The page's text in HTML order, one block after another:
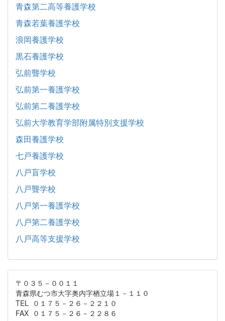
青森第二高等養護学校
青森若葉養護学校
浪岡養護学校
黒石養護学校
弘前聾学校
弘前第一養護学校
弘前第二養護学校
弘前大学教育学部附属特別支援学校
森田養護学校
七戸養護学校
八戸盲学校
八戸聾学校
八戸第一養護学校
八戸第二養護学校
八戸高等支援学校
〒０３５－００１１
青森県むつ市大字奥内字栖立場１－１１０
TEL ０１７５－２６－２２１０
FAX ０１７５－２６－２２８６